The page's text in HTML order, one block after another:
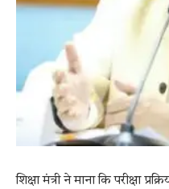
शिक्षा मंत्री ने माना कि परीक्षा